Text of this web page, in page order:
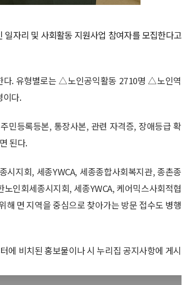
자리 및 사회활동 지원사업 참여자를 모집한다고
다. 유형별로는 △노인공익활동 2710명 △노인역
다.
민등록등본, 통장사본, 관련 자격증, 장애등급 확
된다.
지회, 세종YWCA, 세종종합사회복지관, 종촌종
인회세종시지회, 세종YWCA, 케어믹스사회적협
면 지역을 중심으로 찾아가는 방문 접수도 병행
에 비치된 홍보물이나 시 누리집 공지사항에 게시